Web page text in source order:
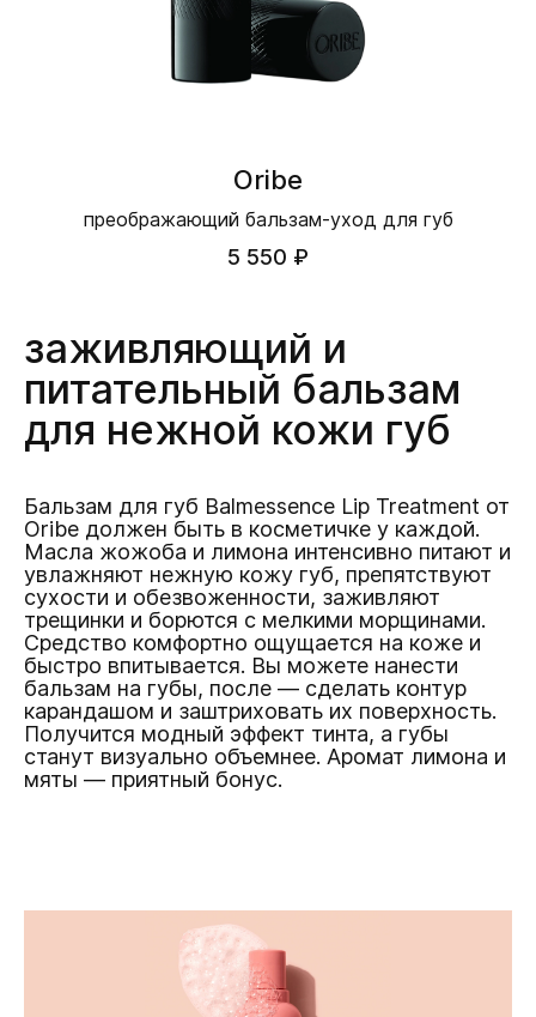
Oribe
преображающий бальзам-уход для губ
5 550 ₽
заживляющий и
питательный бальзам
для нежной кожи губ
Бальзам для губ Balmessence Lip Treatment от
Oribe должен быть в косметичке у каждой.
Масла жожоба и лимона интенсивно питают и
увлажняют нежную кожу губ, препятствуют
сухости и обезвоженности, заживляют
трещинки и борются с мелкими морщинами.
Средство комфортно ощущается на коже и
быстро впитывается. Вы можете нанести
бальзам на губы, после — сделать контур
карандашом и заштриховать их поверхность.
Получится модный эффект тинта, а губы
станут визуально объемнее. Аромат лимона и
мяты — приятный бонус.